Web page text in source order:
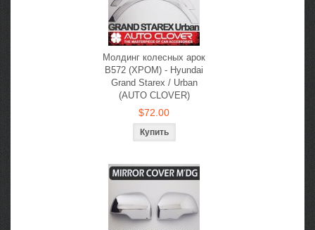
Молдинг колесных арок
B572 (ХРОМ) - Hyundai
Grand Starex / Urban
(AUTO CLOVER)
$72.00